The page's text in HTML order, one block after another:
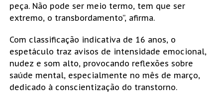
peça. Não pode ser meio termo, tem que ser
extremo, o transbordamento”, afirma.
Com classificação indicativa de 16 anos, o
espetáculo traz avisos de intensidade emocional,
nudez e som alto, provocando reflexões sobre
saúde mental, especialmente no mês de março,
dedicado à conscientização do transtorno.